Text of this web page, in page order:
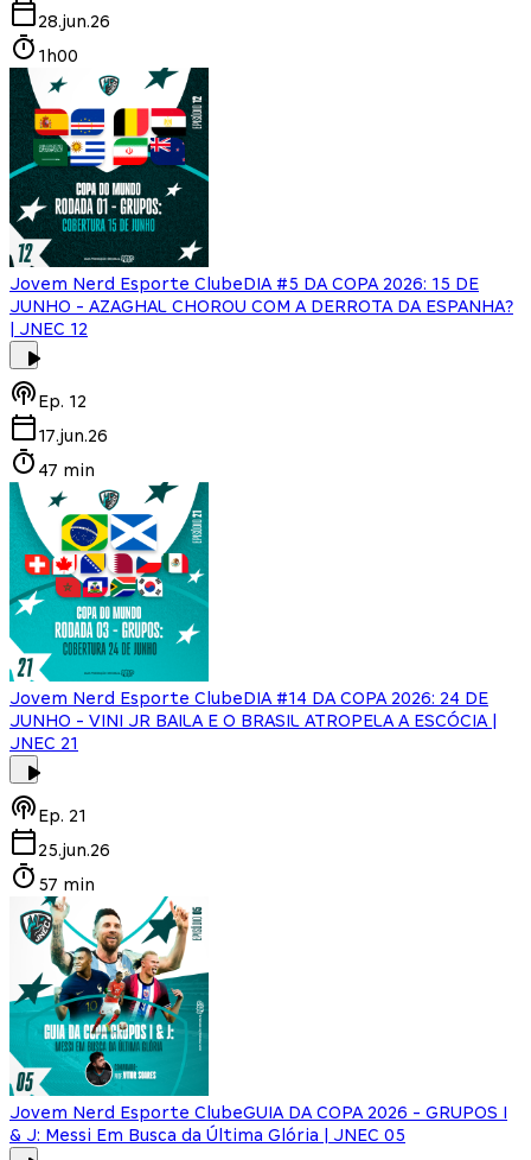
28.jun.26
1h00
Jovem Nerd Esporte ClubeDIA #5 DA COPA 2026: 15 DE
JUNHO - AZAGHAL CHOROU COM A DERROTA DA ESPANHA?
| JNEC 12
Ep. 12
17.jun.26
47 min
Jovem Nerd Esporte ClubeDIA #14 DA COPA 2026: 24 DE
JUNHO - VINI JR BAILA E O BRASIL ATROPELA A ESCÓCIA |
JNEC 21
Ep. 21
25.jun.26
57 min
Jovem Nerd Esporte ClubeGUIA DA COPA 2026 - GRUPOS I
& J: Messi Em Busca da Última Glória | JNEC 05